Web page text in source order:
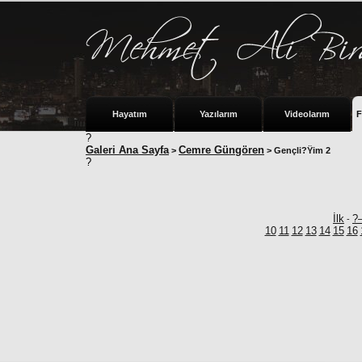
Hayatım Yazılarım Videolarım
?
Galeri Ana Sayfa > Cemre Güngören > Gençli?Ÿim 2
?
İlk -
10 11 12 13 14 15 16